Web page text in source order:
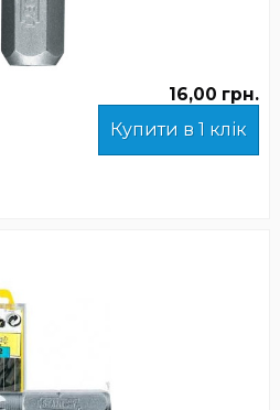
16,00 грн.
Купити в 1 клік